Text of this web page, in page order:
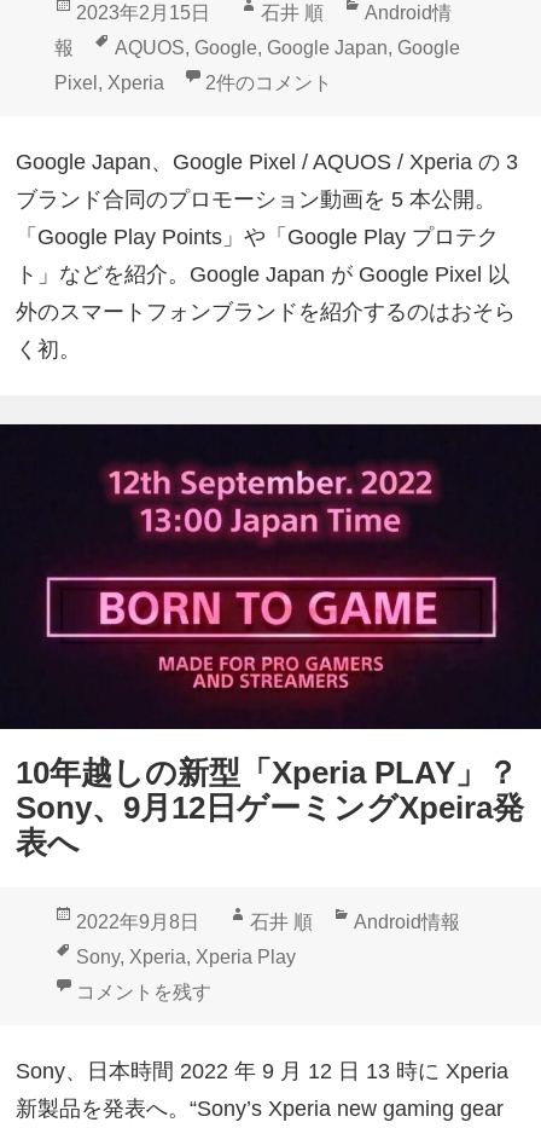
投
日:
2023年2月15日
作
成
者
石井 順
カ
テ
Android情
報
タ
グ
AQUOS, Google, Google Japan, Google
Pixel , Xperia Google Pixel/AQUOS/Xperiaならでき
2件のコメント
Google Japan、Google Pixel / AQUOS / Xperia の 3
ブランド合同のプロモーション動画を 5 本公開。
「Google Play Points」や「Google Play プロテク
ト」などを紹介。Google Japan が Google Pixel 以
外のスマートフォンブランドを紹介するのはおそら
く初。
10年越しの新型「Xperia PLAY」？
Sony、9月12日ゲーミングXpeira発
表へ
投
稿
日:
2022年9月8日
作
成
石井 順
カ
Android情報
タ
グ
Sony, Xperia, Xperia Play
10年越しの新型「Xperia PLAY」？Sony、9月12日
コメントを残す
Sony、日本時間 2022 年 9 月 12 日 13 時に Xperia
新製品を発表へ。“Sony’s Xperia new gaming gear